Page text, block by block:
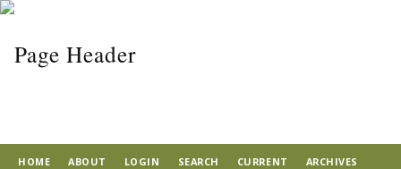
HOME ABOUT LOGIN SEARCH CURRENT ARCHIVES